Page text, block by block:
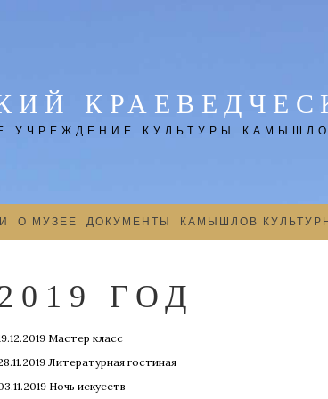
КУЛЬТУРЫ
О МУЗЕЕ ДОКУМЕНТЫ КАМЫШЛОВ
ГОД
Мастер класс
Литературная гостиная
Ночь искусств